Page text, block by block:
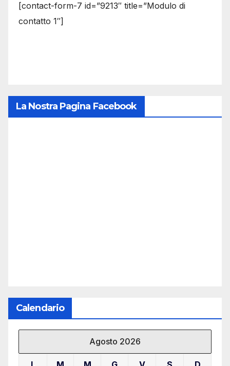
[contact-form-7 id=”9213″ title=”Modulo di
contatto 1″]
La Nostra Pagina Facebook
Calendario
Agosto 2026